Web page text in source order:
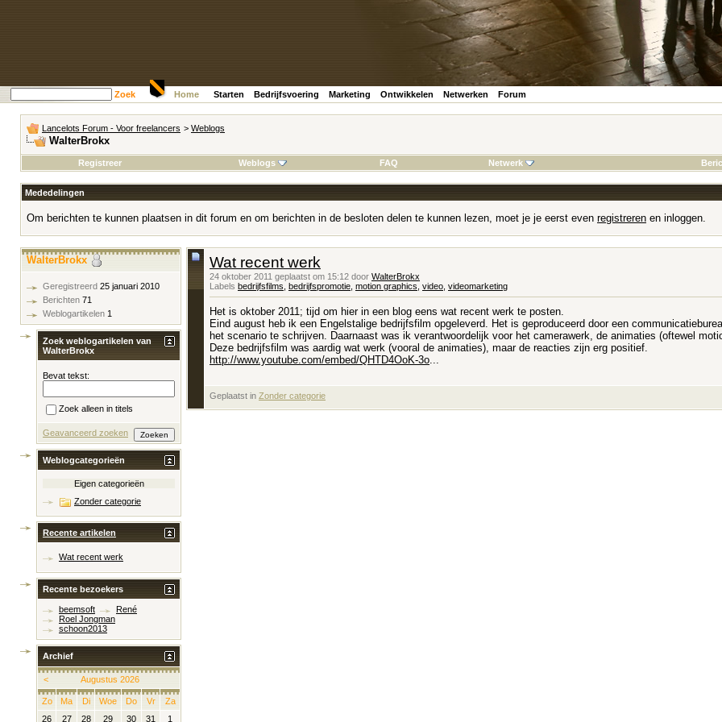
Zoek Home Starten Bedrijfsvoering Marketing Ontwikkelen Netwerken Forum
Lancelots Forum - Voor freelancers > Weblogs
WalterBrokx
Registreer
Weblogs FAQ Netwerk
Mededelingen
Om berichten te kunnen plaatsen in dit forum en om berichten in de besloten delen te kunnen lezen, moet je je eerst even registreren en inloggen.
Wat recent werk
24 oktober 2011 geplaatst om 15:12 door WalterBrokx
Labels bedrijfsfilms bedrijfspromotie motion graphics video videomarketing
Het is oktober 2011; tijd om hier in een blog eens wat recent werk te posten.
Eind august heb ik een Engelstalige bedrijfsfilm opgeleverd. Het is geproduceerd door een
het scenario te schrijven. Daarnaast was ik verantwoordelijk voor het camerawerk, de animaties (oftewel
Deze bedrijfsfilm was aardig wat werk (vooral de animaties), maar de reacties zijn erg positief.
http://www.youtube.com/embed/QHTD4OoK-3o
Geplaatst in Zonder categorie
WalterBrokx
Geregistreerd 25 januari 2010
Berichten 71
Weblogartikelen 1
Zoek weblogartikelen van
WalterBrokx
Bevat tekst:
Zoek alleen in titels
Geavanceerd zoeken
Weblogcategorieën
Eigen categorieën
Zonder categorie
Recente artikelen
Wat recent werk
Recente bezoekers
beemsoft
René
Roel Jongman
schoon2013
Archief
< Augustus 2026
Zo Ma Di Woe Do Vr
Za
26
27 28 29 30 31 1